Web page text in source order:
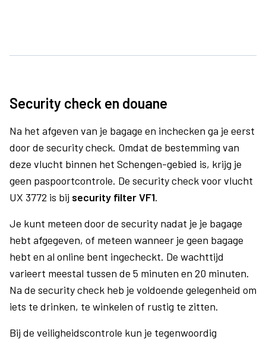
Security check en douane
Na het afgeven van je bagage en inchecken ga je eerst
door de security check. Omdat de bestemming van
deze vlucht binnen het Schengen-gebied is, krijg je
geen paspoortcontrole. De security check voor vlucht
UX 3772 is bij security filter VF1.
Je kunt meteen door de security nadat je je bagage
hebt afgegeven, of meteen wanneer je geen bagage
hebt en al online bent ingecheckt. De wachttijd
varieert meestal tussen de 5 minuten en 20 minuten.
Na de security check heb je voldoende gelegenheid om
iets te drinken, te winkelen of rustig te zitten.
Bij de veiligheidscontrole kun je tegenwoordig